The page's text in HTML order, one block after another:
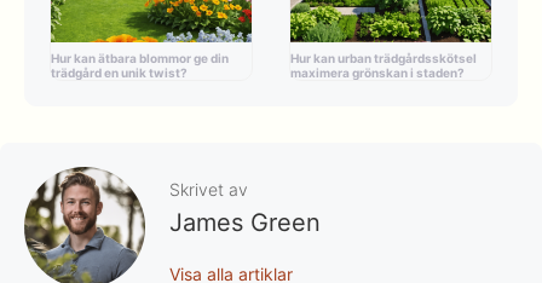
Hur kan ätbara blommor ge din
trädgård en unik twist?
Hur kan urban trädgårdsskötsel
maximera grönskan i staden?
Skrivet av
James Green
Visa alla artiklar